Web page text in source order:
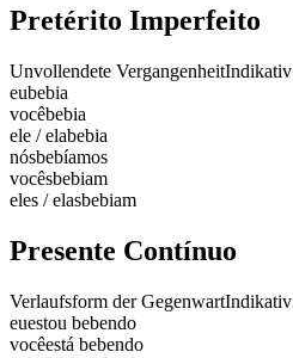
Pretérito Imperfeito
Unvollendete VergangenheitIndikativ
eubebia
vocêbebia
ele / elabebia
nósbebíamos
vocêsbebiam
eles / elasbebiam
Presente Contínuo
Verlaufsform der GegenwartIndikativ
euestou bebendo
vocêestá bebendo